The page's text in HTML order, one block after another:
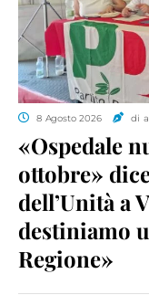
8 Agosto 2026 di
«Ospedale
ottobre»
dell’Unità a
destiniamo
Regione»